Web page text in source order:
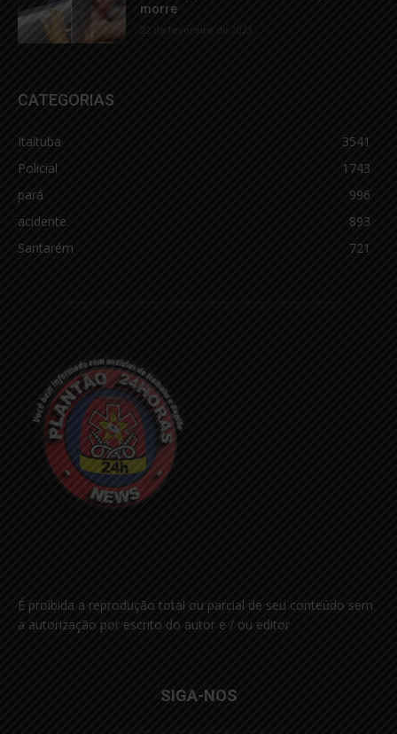
morre
22 de fevereiro de 2023
CATEGORIAS
Itaituba
3541
Policial
1743
pará
996
acidente
893
Santarém
721
É proibida a reprodução total ou parcial de seu conteúdo sem
a autorização por escrito do autor e / ou editor
SIGA-NOS